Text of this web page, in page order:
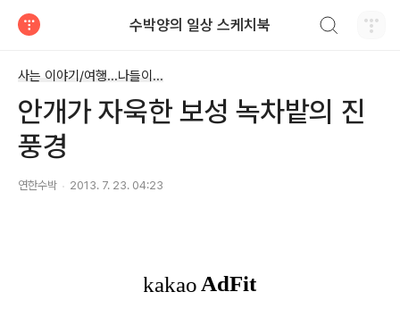
수박양의 일상 스케치북
사는 이야기/여행...나들이...
안개가 자욱한 보성 녹차밭의 진
풍경
연한수박 2013. 7. 23. 04:23